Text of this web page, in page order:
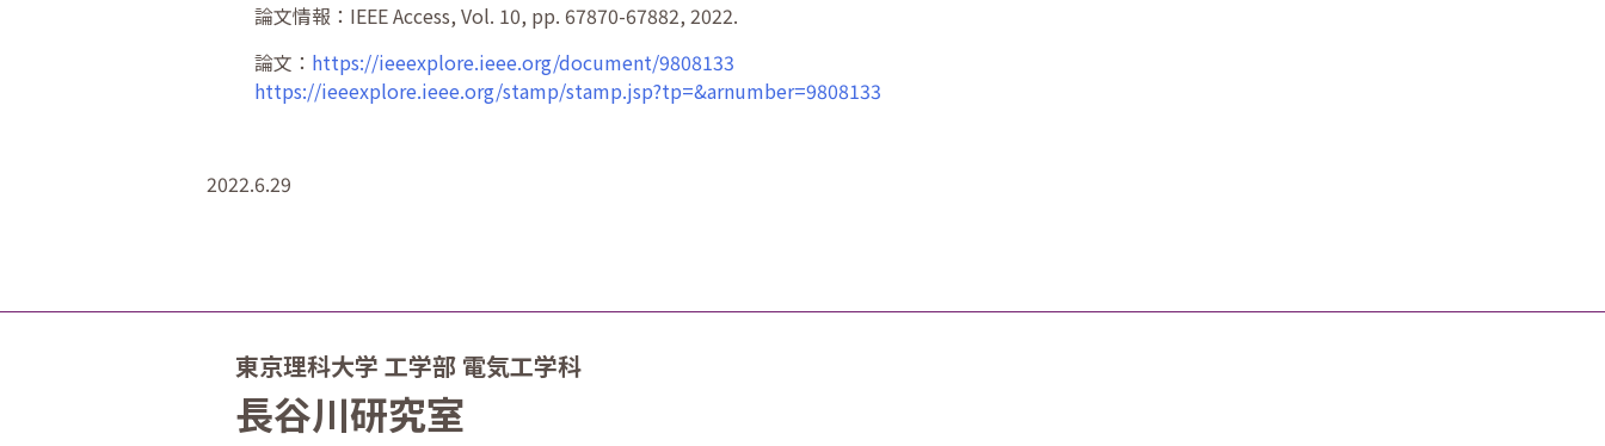
論文情報：IEEE Access, Vol. 10, pp. 67870-67882, 2022.
論文： https://ieeexplore.ieee.org/document/9808133
https://ieeexplore.ieee.org/stamp/stamp.jsp?tp=&arnumber=9808133
2022.6.29
東京理科大学 工学部 電気工学科
長谷川研究室